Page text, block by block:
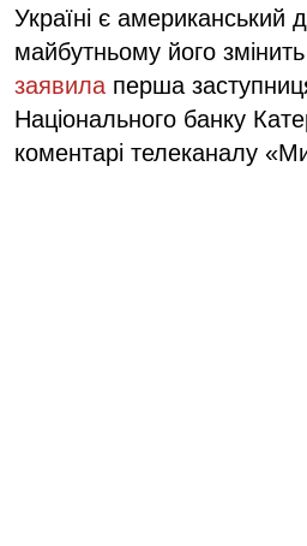
Україні є американський
майбутньому його
заявила перша
Національного банку
коментарі телеканалу